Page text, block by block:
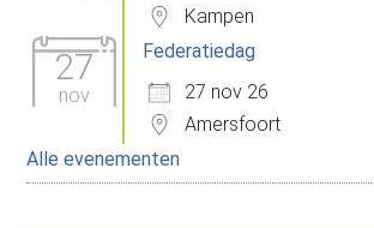
Kampen
27
nov
Federatiedag
27 nov 26
Amersfoort
Alle evenementen